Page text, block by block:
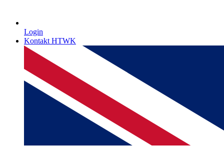
Login
Kontakt HTWK